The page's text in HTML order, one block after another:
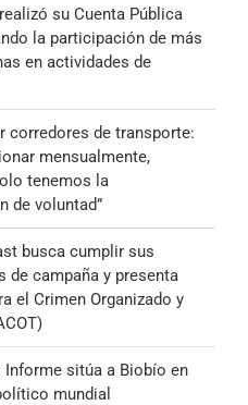
su Cuenta Pública
la participación de más
en actividades de
corredores de transporte:
mensualmente,
tenemos la
de voluntad”
busca cumplir sus
de campaña y presenta
el Crimen Organizado y
Informe sitúa a Biobío en
mundial